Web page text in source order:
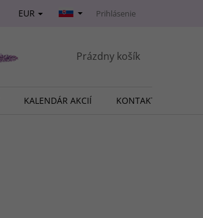
EUR Prihlásenie
NÁKUPNÝ
Prázdny košík
KALENDÁR AKCIÍ KONTAKT